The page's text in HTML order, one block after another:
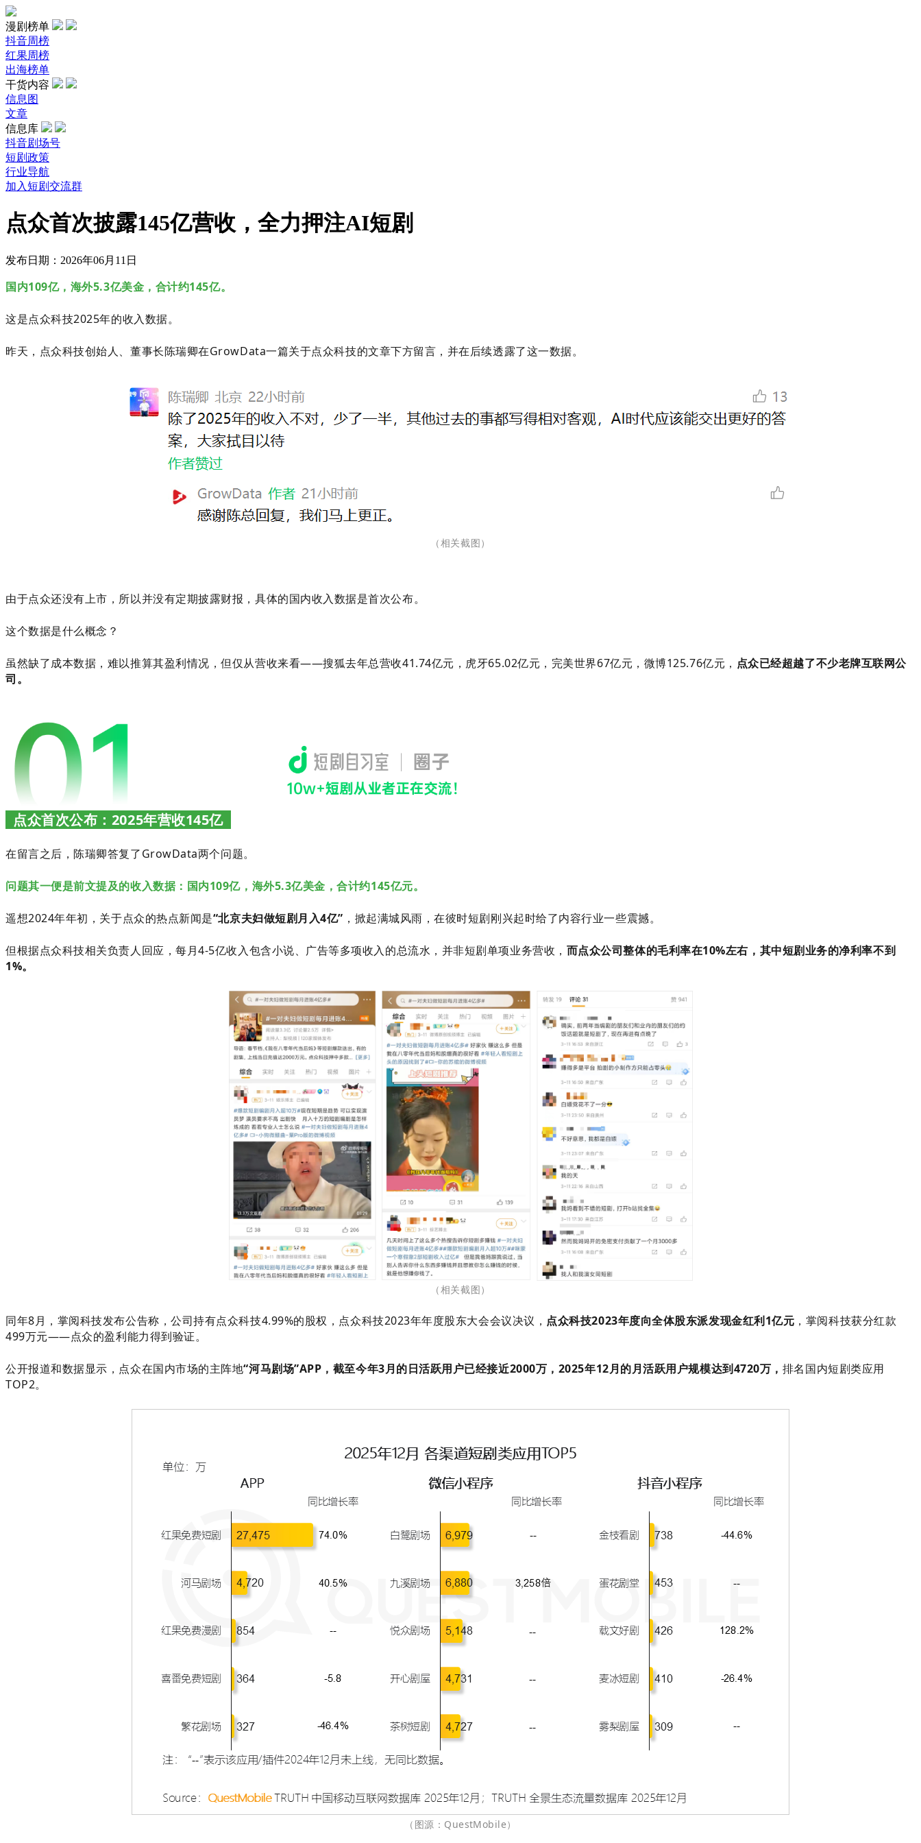
漫剧榜单
抖音周榜
红果周榜
出海榜单
干货内容
信息图
文章
信息库
抖音剧场号
短剧政策
行业导航
加入短剧交流群
点众首次披露145亿营收，全力押注AI短剧
发布日期：2026年06月11日
国内109亿，海外5.3亿美金，合计约145亿。
这是点众科技2025年的收入数据。
昨天，点众科技创始人、董事长陈瑞卿在GrowData一篇关于点众科技的文章下方留言，并在后续透露了这一数据。
（相关截图）
由于点众还没有上市，所以并没有定期披露财报，具体的国内收入数据是首次公布。
这个数据是什么概念？
虽然缺了成本数据，难以推算其盈利情况，但仅从营收来看——搜狐去年总营收41.74亿元，虎牙65.02亿元， 完美世界67亿元， 微博125.76亿元， 点众已经超越了不少老牌互联网公
司。
点众首次公布：2025年营收145亿
在留言之后，陈瑞卿答复了GrowData两个问题。
问题其一便是前文提及的收入数据：国内109亿，海外5.3亿美金，合计约145亿元。
遥想2024年年初，关于点众的热点新闻是“北京夫妇做短剧月入4亿” ，掀起满城风雨，在彼时短剧刚兴起时给了内容行业一些震撼。
但根据点众科技相关负责人回应，每月4-5亿收入包含小说、广告等多项收入的总流水，并非短剧单项业务营收， 而点众公司整体的毛利率在10%左右，其中短剧业务的净利率不到
1%。
（相关截图）
同年8月， 掌阅科技发布公告称，公司持有点众科技4.99%的股权，点众科技2023年年度股东大会会议决议， 点众科技2023年度向全体股东派发现金红利1亿元 ，掌阅科技获分红款
499万元——点众的盈利能力得到验证。
公开报道和数据显示，点众在国内市场的主阵地“河马剧场”APP，截至今年3月的日活跃用户已经接近2000万， 2025年12月的月活跃用户规模达到4720万， 排名国内短剧类应用
TOP2。
（图源：QuestMobile）